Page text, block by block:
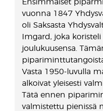
Ensimmäiset
vuonna 1847
oli Saksasta
Imgard, joka
joulukuusensa.
Vasta 1950-luvulla
alkoivat yleisesti
Tätä ennen
valmistettu pienissä